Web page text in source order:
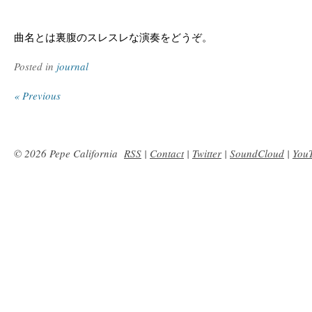
曲名とは裏腹のスレスレな演奏をどうぞ。
Posted in journal
« Previous
© 2026 Pepe California RSS | Contact| Twitter | SoundCloud |